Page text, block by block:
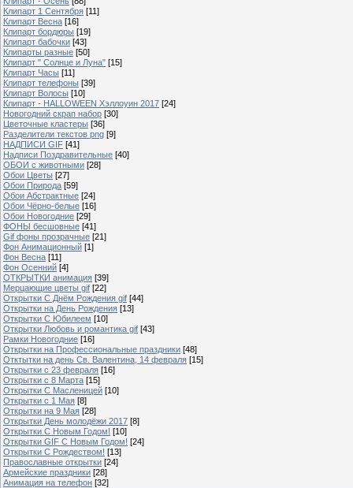
Клипарт 1 Сентября [11]
Клипарт Весна [16]
Клипарт бордюры [19]
Клипарт бабочки [43]
Клипарты разные [50]
Клипарт " Солнце и Луна" [15]
Клипарт Часы [11]
Клипарт телефоны [39]
Клипарт Волосы [10]
Клипарт - HALLOWEEN Хэллоуин 2017 [24]
Новогодний скрап набор [30]
Цветочные кластеры [36]
Разделители текстов png [9]
НАДПИСИ GIF [41]
Надписи Поздравительные [40]
ОБОИ с животными [28]
Обои Цветы [27]
Обои Природа [59]
Обои Абстрактные [24]
Обои Чёрно-белые [16]
Обои Новогодние [29]
ФОНЫ бесшовные [41]
Gif фоны прозрачные [21]
Фон Анимационный [1]
Фон Весна [11]
Фон Осенний [4]
ОТКРЫТКИ анимация [39]
Мерцающие цветы gif [22]
Открытки С Днём Рождения gif [44]
Открытки на День Рождения [13]
Открытки С Юбилеем [10]
Открытки Любовь и романтика gif [43]
Рамки Новогодние [16]
Открытки на Профессиональные праздники [48]
Отктытки на день Св. Валентина, 14 февраля [15]
Открытки с 23 февраля [16]
Открытки с 8 Марта [15]
Открытки С Масленицей [10]
Открытки с 1 Мая [8]
Открытки на 9 Мая [28]
Открытки День молодёжи 2017 [8]
Открытки С Новым Годом! [10]
Открытки GIF С Новым Годом! [24]
Открытки С Рождеством! [13]
Православные открытки [24]
Армейские праздники [28]
Анимация на телефон [32]